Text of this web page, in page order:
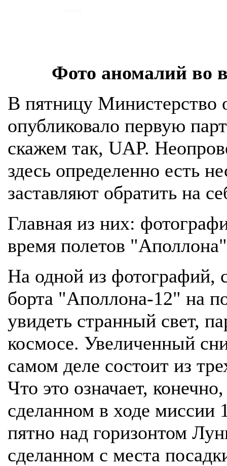
Фото аномалий во
В пятницу Министерство
опубликовало первую
скажем так, UAP.
здесь определенно есть
заставляют обратить на
Главная из них:
время полетов
На одной из фотографий,
борта "Аполлона-12" на
увидеть странный свет,
космосе. Увеличенный
самом деле состоит из
Что это означает,
сделанном в ходе миссии
пятно над горизонтом
сделанном с места